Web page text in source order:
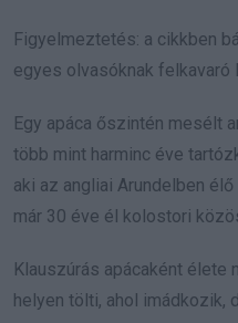
Figyelmeztetés: a cikkben
egyes olvasóknak felkavaró
Egy apáca őszintén mesélt
több mint harminc éve
aki az angliai Arundelben
már 30 éve él kolostori
Klauszúrás apácaként élete
helyen tölti, ahol imádkozik,